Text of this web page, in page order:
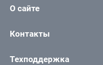
О сайте
Контакты
Техподдержка